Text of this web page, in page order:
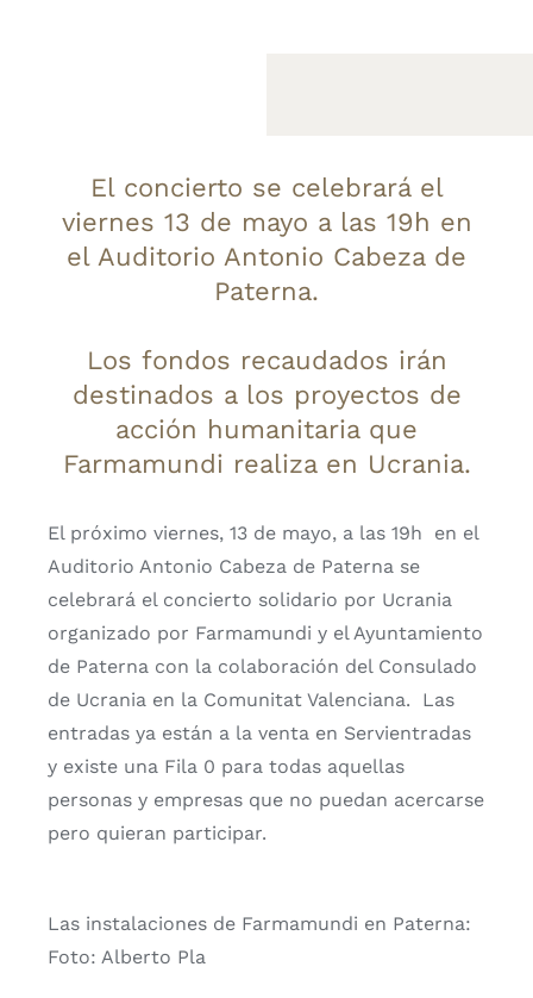
El concierto se celebrará el
viernes 13 de mayo a las 19h en
el Auditorio Antonio Cabeza de
Paterna.
Los fondos recaudados irán
destinados a los proyectos de
acción humanitaria que
Farmamundi realiza en Ucrania.
El próximo viernes, 13 de mayo, a las 19h en el
Auditorio Antonio Cabeza de Paterna se
celebrará el concierto solidario por Ucrania
organizado por Farmamundi y el Ayuntamiento
de Paterna con la colaboración del Consulado
de Ucrania en la Comunitat Valenciana. Las
entradas ya están a la venta en Servientradas
y existe una Fila 0 para todas aquellas
personas y empresas que no puedan acercarse
pero quieran participar.
Las instalaciones de Farmamundi en Paterna:
Foto: Alberto Pla